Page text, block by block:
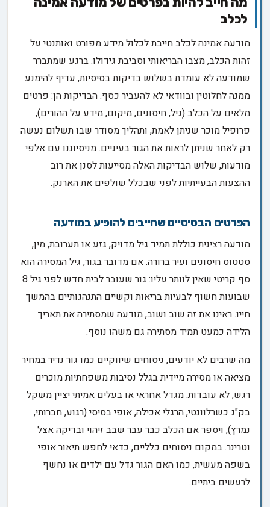
לכלב
מודעה אמינה לכלב חייבת לכלול מידע מפורט ואותנטי על
זהות הכלב, מצבו הבריאותי וסביבת גידולו. ברגע שמתברר
שמודעה לא עומדת בשלוש בדיקות בסיסיות, עדיף להימנע
ממנה לחלוטין ובוודאי לא להעביר כסף. הבדיקות הן: פרטים
מלאים על הכלב (גיל, חיסונים, מיקום, מידע על ההורים),
פרופיל מוכר שניתן לאמת, ותהליך מסודר שבו תשלום נעשה
רק לאחר שניתן לראות את הגור בעיניים. מניסיוננו עם אלפי
מודעות, שלוש הבדיקות האלה מסייעות לסנן את רוב
ההצעות הבעייתיות לפני שבכלל שולפים את הארנק.
הפרטים הבסיסיים שחייבים להופיע במודעה
מודעה רצינית כוללת תמיד גיל מדויק, גזע או תערובת, מין,
סטטוס חיסונים ועיר ברורה. אם מדובר בגור, גיל המסירה הוא
סף קריטי שאין לוותר עליו: גור שעובר לבית חדש לפני גיל 8
שבועות חשוף לבעיות בריאות וקשיים התנהגותיים בהמשך
חייו. ראינו את זה שוב ושוב, מודעה שמסתירה את תאריך
הלידה כמעט תמיד מסתירה גם משהו נוסף.
מה שרבים לא יודעים, ניסוחים שיווקיים כמו גור נדיר במחיר
מציאה או מסירה מיידית בגלל נסיבות משפחתיות מוכרים
רגש, לא עובדות. מגדל אחראי או בעלים אמיתי יציין משקל
בק"ג כשרלוונטי, הרגלי אכילה, אופי בסיסי (רגוע, חברותי,
נמרץ), ויספר אם הכלב כבר עבר שבב זיהוי ובדיקה אצל
וטרינר. במקום ניסוחים כלליים, כדאי לחפש תיאור אופי
בשפה מעשית, כמו האם הגור גדל עם ילדים או נחשף
לרעשים ביתיים.